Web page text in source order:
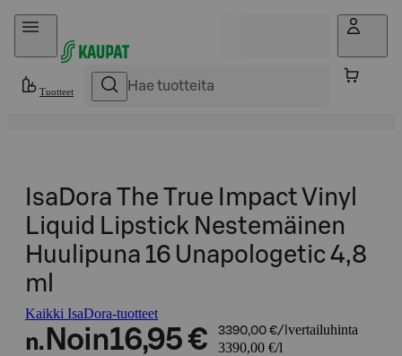
Hyppää sisältöön
Tuotteet
IsaDora The True Impact Vinyl
Liquid Lipstick Nestemäinen
Huulipuna 16 Unapologetic 4,8
ml
Kaikki IsaDora-tuotteet
n. Noin16,95 € 3390,00 €/l vertailuhinta
3390,00 €/l